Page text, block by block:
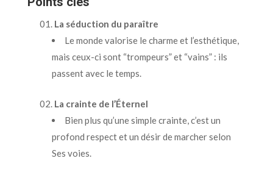
La séduction du paraître
Le monde valorise le charme et l’esthétique,
mais ceux-ci sont “trompeurs” et “vains” : ils
passent avec le temps.
La crainte de l’Éternel
Bien plus qu’une simple crainte, c’est un
profond respect et un désir de marcher selon
Ses voies.